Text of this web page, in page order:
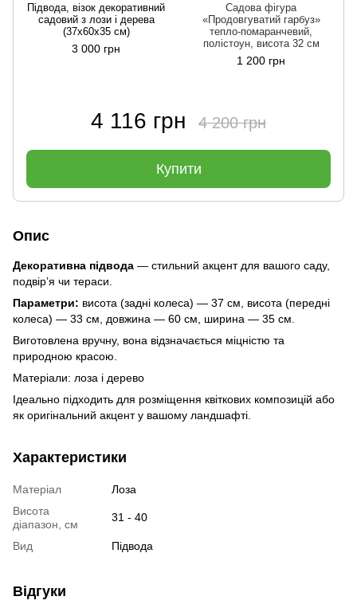
Підвода, візок декоративний
садовий з лози і дерева
(37х60х35 см)
3 000 грн
Садова фігура
«Продовгуватий гарбуз»
тепло-помаранчевий,
полістоун, висота 32 см
1 200 грн
4 116 грн 4 200 грн
Купити
Опис
Декоративна підвода — стильний акцент для вашого саду,
подвір’я чи тераси.
Параметри: висота (задні колеса) — 37 см, висота (передні
колеса) — 33 см, довжина — 60 см, ширина — 35 см.
Виготовлена вручну, вона відзначається міцністю та
природною красою.
Матеріали: лоза і дерево
Ідеально підходить для розміщення квіткових композицій або
як оригінальний акцент у вашому ландшафті.
Характеристики
Матеріал
Лоза
Висота
діапазон, см
31 - 40
Вид Підвода
Відгуки